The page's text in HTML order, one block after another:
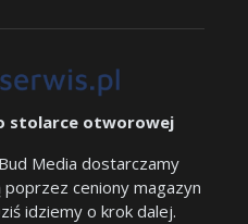
stolarce otworowej
Media dostarczamy
ceniony magazyn
idziemy o krok dalej.